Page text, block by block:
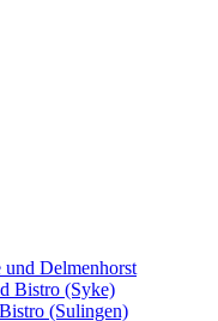
Delmenhorst
Bistro (Syke)
(Sulingen)